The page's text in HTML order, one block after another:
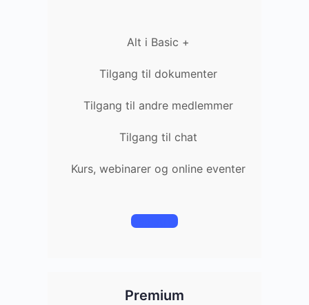
Alt i Basic +
Tilgang til dokumenter
Tilgang til andre medlemmer
Tilgang til chat
Kurs, webinarer og online eventer
Registrer
Premium